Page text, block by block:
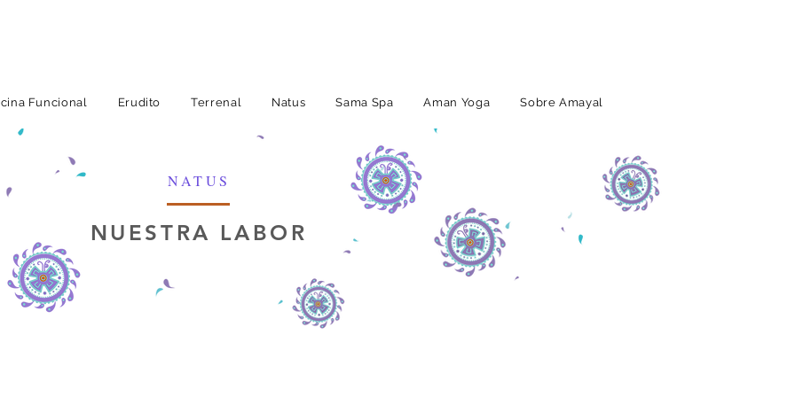
Funcional Erudito Terrenal Natus Sama Spa Aman Yoga Sobre Amayal
NATUS
NUESTRA LABOR